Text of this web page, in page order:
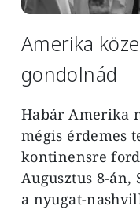
Amerika
gondolnád
Habár Amerika
mégis érdemes
kontinensre
Augusztus 8-án,
a nyugat-